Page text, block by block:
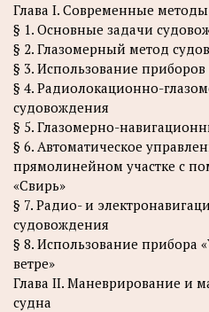
Глава I. Современные
§ 1. Основные задачи
§ 2. Глазомерный метод
§ 3. Использование
§ 4. Радиолокационно-
судовождения
§ 5. Глазомерно-
§ 6. Автоматическое
прямолинейном участке с
«Свирь»
§ 7. Радио- и
судовождения
§ 8. Использование прибора
ветре»
Глава II. Маневрирование и
судна